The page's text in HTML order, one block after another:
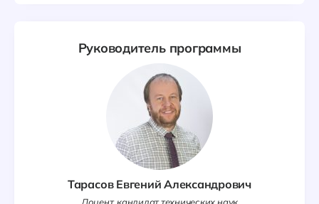
Руководитель программы
Тарасов Евгений Александрович